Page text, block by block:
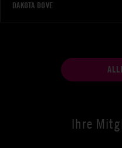
DAKOTA DOVE
Ihre